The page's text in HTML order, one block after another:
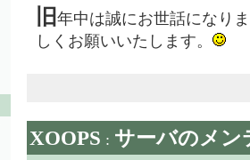
旧 年中は誠にお世話になり
しくお願いいたします。
XOOPS : サーバのメン